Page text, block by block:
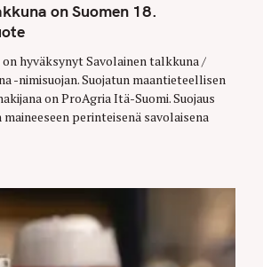
on Suomen 18.
hyväksynyt Savolainen talkkuna /
-nimisuojan. Suojatun maantieteellisen
on ProAgria Itä-Suomi. Suojaus
perinteisenä savolaisena